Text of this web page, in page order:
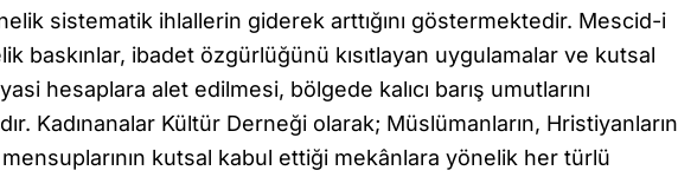
sistematik ihlallerin giderek arttığını göstermektedir. Mescid-i
baskınlar, ibadet özgürlüğünü kısıtlayan uygulamalar ve kutsal
hesaplara alet edilmesi, bölgede kalıcı barış umutlarını
Kadınanalar Kültür Derneği olarak; Müslümanların, Hristiyanların
kutsal kabul ettiği mekânlara yönelik her türlü